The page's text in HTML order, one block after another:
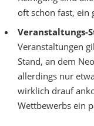
oft schon fast, ein
Veranstaltungs-
Veranstaltungen
Stand, an dem
allerdings nur
wirklich drauf
Wettbewerbs ein